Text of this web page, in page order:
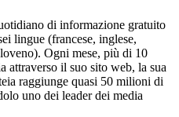
di informazione gratuito
lingue (francese, inglese,
Ogni mese, più di 10
il suo sito web, la sua
raggiunge quasi 50 milioni di
uno dei leader dei media